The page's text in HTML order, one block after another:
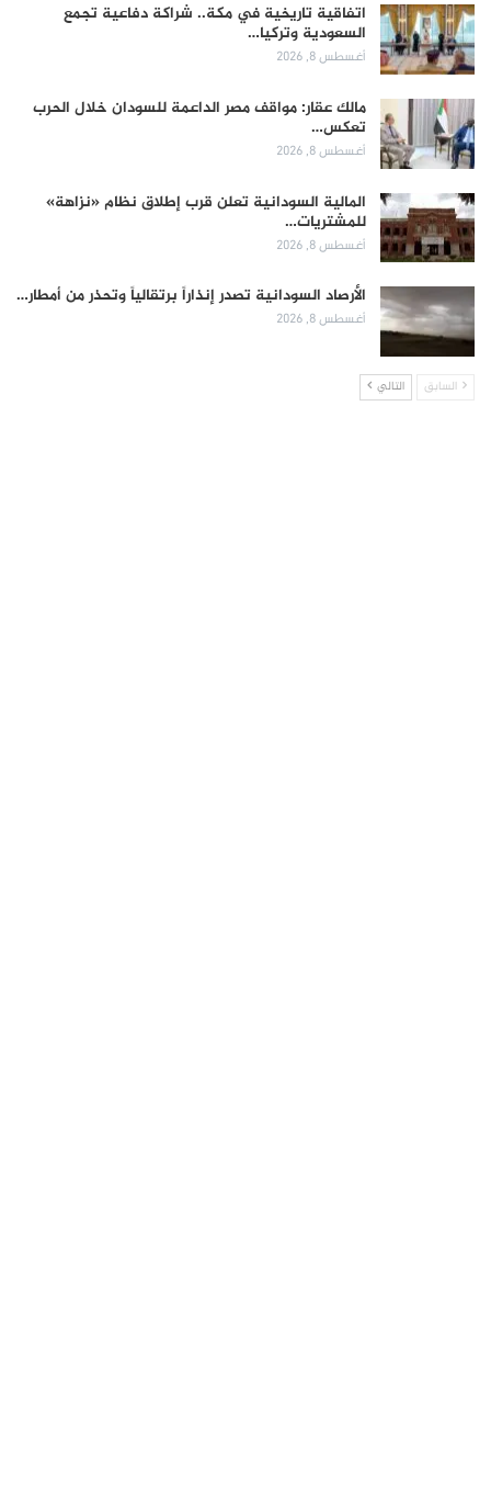
اتفاقية تاريخية في مكة.. شراكة دفاعية تجمع
السعودية وتركيا…
أغسطس 8, 2026
مالك عقار: مواقف مصر الداعمة للسودان خلال الحرب
تعكس…
أغسطس 8, 2026
المالية السودانية تعلن قرب إطلاق نظام «نزاهة»
للمشتريات…
أغسطس 8, 2026
الأرصاد السودانية تصدر إنذاراً برتقالياً وتحذر من أمطار…
أغسطس 8, 2026
السابق التالي